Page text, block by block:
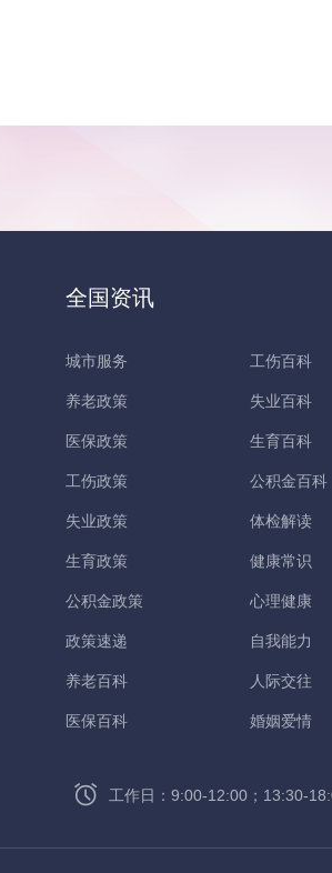
全国资讯
城市服务
养老政策
医保政策
工伤政策
失业政策
生育政策
公积金政策
政策速递
养老百科
医保百科
工伤百科
失业百科
生育百科
公积金百科
体检解读
健康常识
心理健康
自我能力
人际交往
婚姻爱情
工作日：9:00-12:00；13:30-